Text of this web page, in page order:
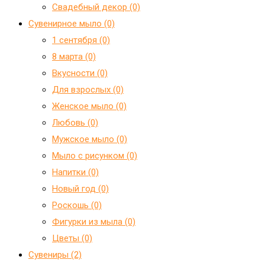
Свадебный декор (0)
Сувенирное мыло (0)
1 сентября (0)
8 марта (0)
Вкусности (0)
Для взрослых (0)
Женское мыло (0)
Любовь (0)
Мужское мыло (0)
Мыло с рисунком (0)
Напитки (0)
Новый год (0)
Роскошь (0)
Фигурки из мыла (0)
Цветы (0)
Сувениры (2)